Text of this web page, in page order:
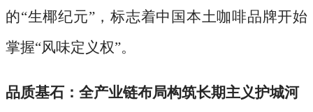
的“生椰纪元”，标志着中国本土咖啡品牌开始
掌握“风味定义权”。
品质基石：全产业链布局构筑长期主义护城河